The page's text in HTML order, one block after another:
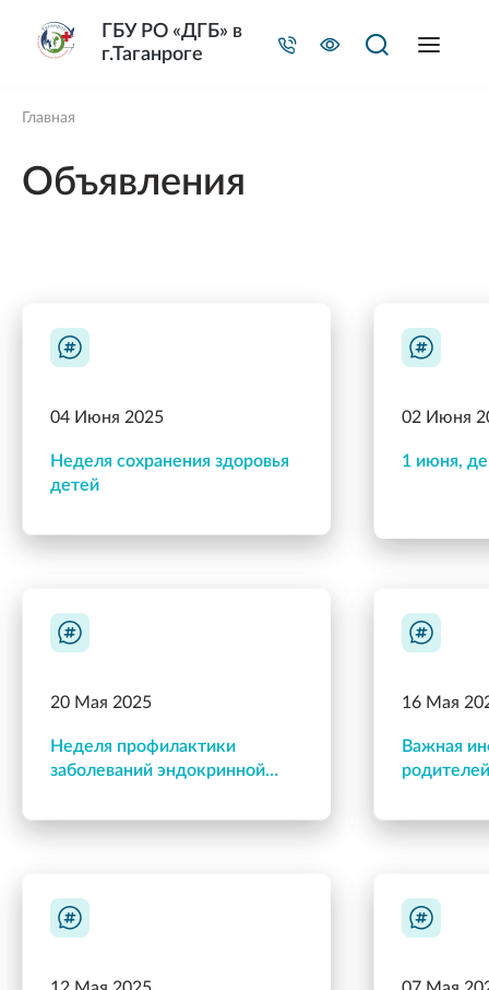
Главная
Объявления
04 Июня 2025
Неделя сохранения здоровья
детей
02 Июня
1 июня,
20 Мая 2025
Неделя профилактики
заболеваний эндокринной
16 Мая
Важная
пути?
ГБУ РО «ДГБ» в
г.Таганроге